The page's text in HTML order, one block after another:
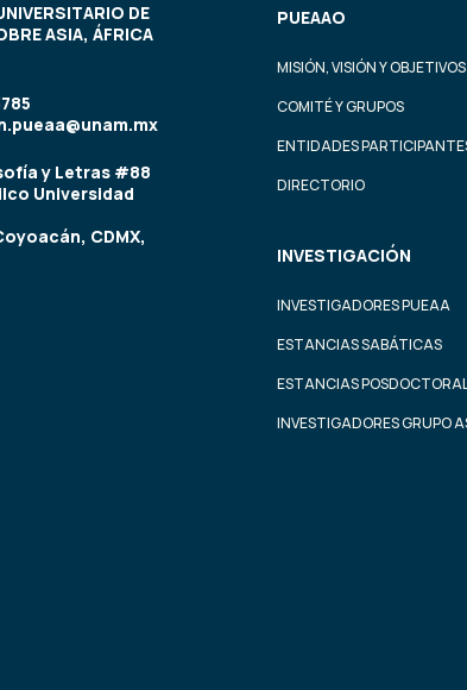
DE
ASIA, ÁFRICA
y Letras #88
Universidad
CDMX,
PUEAAO
MISIÓN, VISIÓN Y OBJETIVOS
COMITÉ Y GRUPOS
ENTIDADES
DIRECTORIO
INVESTIGACIÓN
INVESTIGADORES PUEAA
ESTANCIAS SABÁTICAS
ESTANCIAS
INVESTIGADORES GRUPO